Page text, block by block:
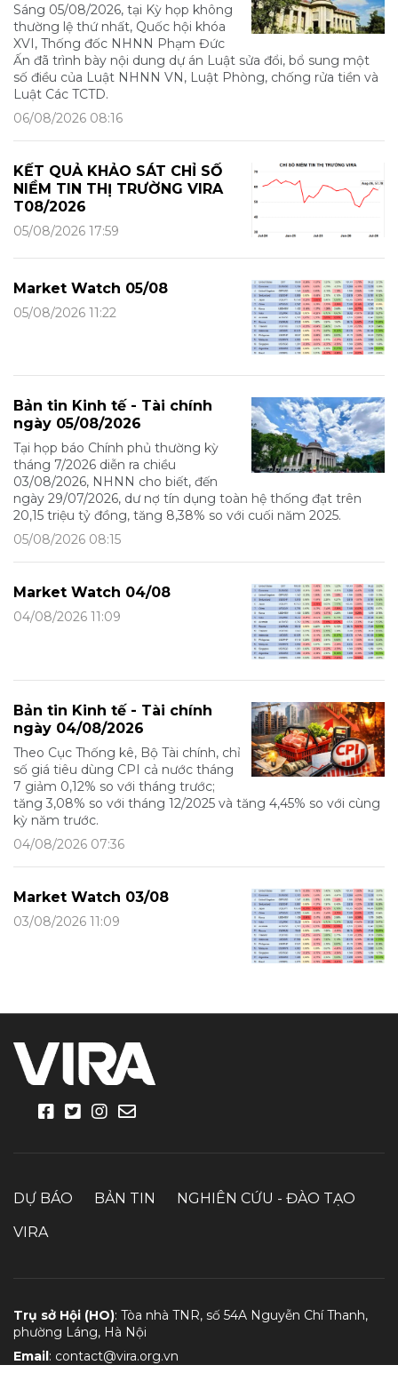
Sáng 05/08/2026, tại Kỳ họp không
thường lệ thứ nhất, Quốc hội khóa
XVI, Thống đốc NHNN Phạm Đức
Ấn đã trình bày nội dung dự án Luật sửa đổi, bổ sung một
số điều của Luật NHNN VN, Luật Phòng, chống rửa tiền và
Luật Các TCTD.
06/08/2026 08:16
KẾT QUẢ KHẢO SÁT CHỈ SỐ
NIỀM TIN THỊ TRƯỜNG VIRA
T08/2026
05/08/2026 17:59
Market Watch 05/08
05/08/2026 11:22
Bản tin Kinh tế - Tài chính
ngày 05/08/2026
Tại họp báo Chính phủ thường kỳ
tháng 7/2026 diễn ra chiều
03/08/2026, NHNN cho biết, đến
ngày 29/07/2026, dư nợ tín dụng toàn hệ thống đạt trên
20,15 triệu tỷ đồng, tăng 8,38% so với cuối năm 2025.
05/08/2026 08:15
Market Watch 04/08
04/08/2026 11:09
Bản tin Kinh tế - Tài chính
ngày 04/08/2026
Theo Cục Thống kê, Bộ Tài chính, chỉ
số giá tiêu dùng CPI cả nước tháng
7 giảm 0,12% so với tháng trước;
tăng 3,08% so với tháng 12/2025 và tăng 4,45% so với cùng
kỳ năm trước.
04/08/2026 07:36
Market Watch 03/08
03/08/2026 11:09
DỰ BÁO BẢN TIN
NGHIÊN CỨU - ĐÀO TẠO
VIRA
Trụ sở Hội (HO): Tòa nhà TNR, số 54A Nguyễn Chí Thanh,
phường Láng, Hà Nội
Email: contact@vira.org.vn